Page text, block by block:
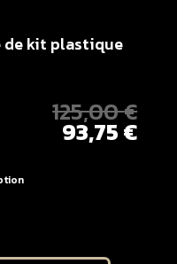
de kit plastique
125,00€
93,75€